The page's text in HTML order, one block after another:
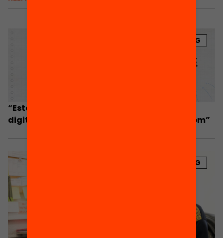
BLOG
“Estàvem molt menys preparats en la
digitalització de l’educació del que pensàvem”
BLOG